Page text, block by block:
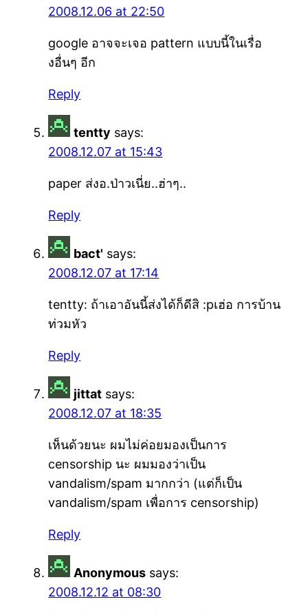
2008.12.06 at 22:50
google อาจจะเจอ pattern แบบนี้ในเรื่อ
งอื่นๆ อีก
Reply
tentty says:
2008.12.07 at 15:43
paper ส่งอ.ป่าวเนี่ย..ฮ่าๆ..
Reply
bact' says:
2008.12.07 at 17:14
tentty: ถ้าเอาอันนี้ส่งได้ก็ดีสิ :pเฮ่อ การบ้าน
ท่วมหัว
Reply
jittat says:
2008.12.07 at 18:35
เห็นด้วยนะ ผมไม่ค่อยมองเป็นการ
censorship นะ ผมมองว่าเป็น
vandalism/spam มากกว่า (แต่ก็เป็น
vandalism/spam เพื่อการ censorship)
Reply
Anonymous says:
2008.12.12 at 08:30